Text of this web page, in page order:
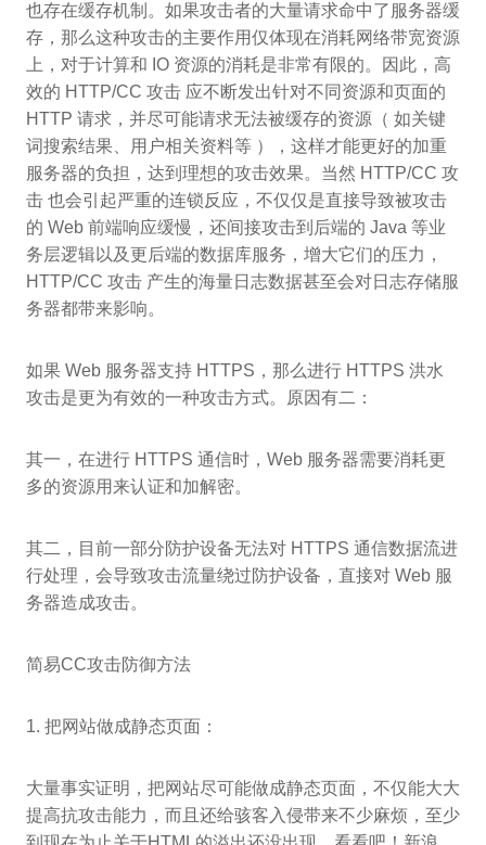
也存在缓存机制。如果攻击者的大量请求命中了服务器缓
存，那么这种攻击的主要作用仅体现在消耗网络带宽资源
上，对于计算和 IO 资源的消耗是非常有限的。因此，高
效的 HTTP/CC 攻击 应不断发出针对不同资源和页面的
HTTP 请求，并尽可能请求无法被缓存的资源（ 如关键
词搜索结果、用户相关资料等 ），这样才能更好的加重
服务器的负担，达到理想的攻击效果。当然 HTTP/CC 攻
击 也会引起严重的连锁反应，不仅仅是直接导致被攻击
的 Web 前端响应缓慢，还间接攻击到后端的 Java 等业
务层逻辑以及更后端的数据库服务，增大它们的压力，
HTTP/CC 攻击 产生的海量日志数据甚至会对日志存储服
务器都带来影响。
如果 Web 服务器支持 HTTPS，那么进行 HTTPS 洪水
攻击是更为有效的一种攻击方式。原因有二：
其一，在进行 HTTPS 通信时，Web 服务器需要消耗更
多的资源用来认证和加解密。
其二，目前一部分防护设备无法对 HTTPS 通信数据流进
行处理，会导致攻击流量绕过防护设备，直接对 Web 服
务器造成攻击。
简易CC攻击防御方法
1. 把网站做成静态页面：
大量事实证明，把网站尽可能做成静态页面，不仅能大大
提高抗攻击能力，而且还给骇客入侵带来不少麻烦，至少